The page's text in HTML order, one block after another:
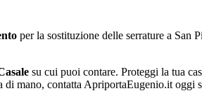
per la sostituzione delle serrature a San
su cui puoi contare. Proteggi la tua
mano, contatta ApriportaEugenio.it oggi